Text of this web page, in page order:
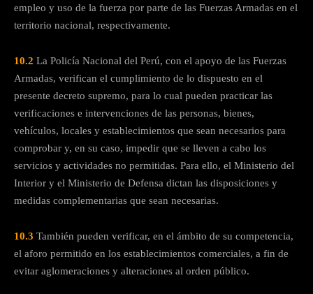
empleo y uso de la fuerza por parte de las Fuerzas Armadas en el
territorio nacional, respectivamente.
10.2 La Policía Nacional del Perú, con el apoyo de las Fuerzas
Armadas, verifican el cumplimiento de lo dispuesto en el
presente decreto supremo, para lo cual pueden practicar las
verificaciones e intervenciones de las personas, bienes,
vehículos, locales y establecimientos que sean necesarios para
comprobar y, en su caso, impedir que se lleven a cabo los
servicios y actividades no permitidas. Para ello, el Ministerio del
Interior y el Ministerio de Defensa dictan las disposiciones y
medidas complementarias que sean necesarias.
10.3 También pueden verificar, en el ámbito de su competencia,
el aforo permitido en los establecimientos comerciales, a fin de
evitar aglomeraciones y alteraciones al orden público.